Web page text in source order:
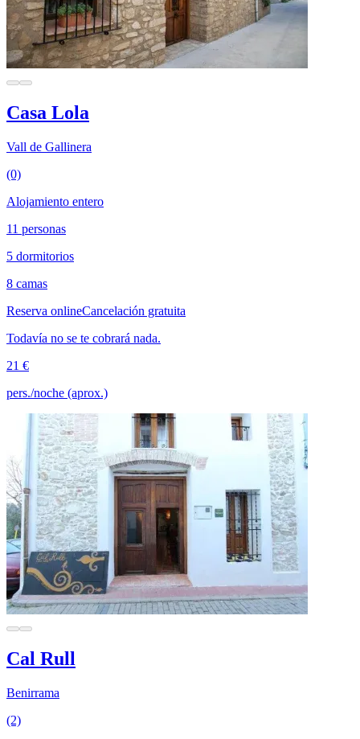
Casa Lola
Vall de Gallinera
(0)
Alojamiento entero
11 personas
5 dormitorios
8 camas
Reserva onlineCancelación gratuita
Todavía no se te cobrará nada.
21 €
pers./noche (aprox.)
Cal Rull
Benirrama
(2)